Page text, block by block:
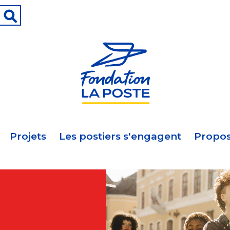
Projets Les postiers s'engagent